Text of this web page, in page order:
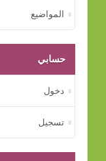
المواضيع
حسابي
دخول
تسجيل